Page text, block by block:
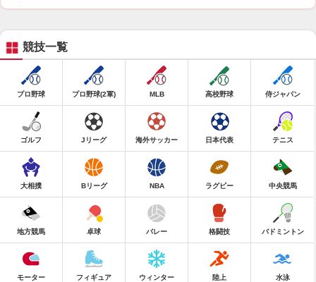
競技一覧
プロ野球 プロ野球(2軍) MLB 高校野球 侍ジャパン
ゴルフ Jリーグ 海外サッカー 日本代表 テニス
大相撲 Bリーグ NBA ラグビー 中央競馬
地方競馬 卓球 バレー 格闘技 バドミントン
モーター フィギュア ウィンター 陸上 水泳